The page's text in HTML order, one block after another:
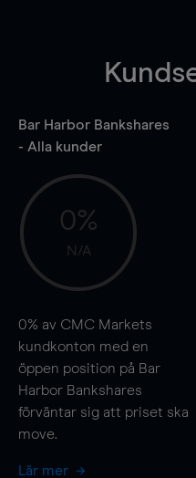
Bar Harbor Bankshares
- Alla kunder
0%
N/A
0% av CMC Markets
kundkonton med en
öppen position på Bar
Harbor Bankshares
förväntar sig att priset ska
move.
Lär mer